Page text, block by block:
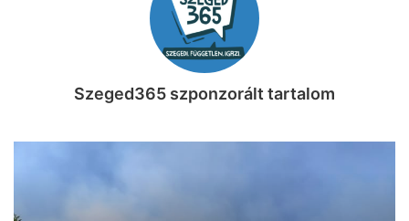
Szeged365 szponzorált tartalom